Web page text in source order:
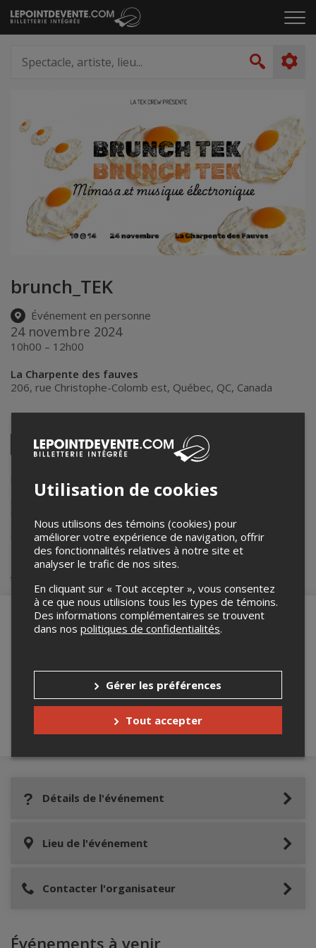
Passer
au
le
artiste,
lieu...
brunch_TEK
Événement en personne
24 novembre 2024
10h00 – 12h00
La Charpente des fauves
206, rue Christophe-Colomb est, Québec, QC, Canada
Facebook
Twitter
LinkedinPinterestEnvoyer
des fauves dans le cadre de l’affichage en ligne et la vente de billets
contacter l’organisateur de l’événement,La Charpente des fauves
info@charpentedesfauves.com.
Achat de billets
Détails de l'événement
Lieu de l'événement
Contacter l'organisateur
Événements à venir
Utilisation de cookies
Nous utilisons des témoins (cookies) pour
améliorer votre expérience de navigation, offrir
des fonctionnalités relatives à notre site et
analyser le trafic de nos sites.
En cliquant sur « Tout accepter », vous consentez
à ce que nous utilisions tous les types de témoins.
Des informations complémentaires se trouvent
dans nos politiques de confidentialités.
Gérer les préférences
Tout accepter